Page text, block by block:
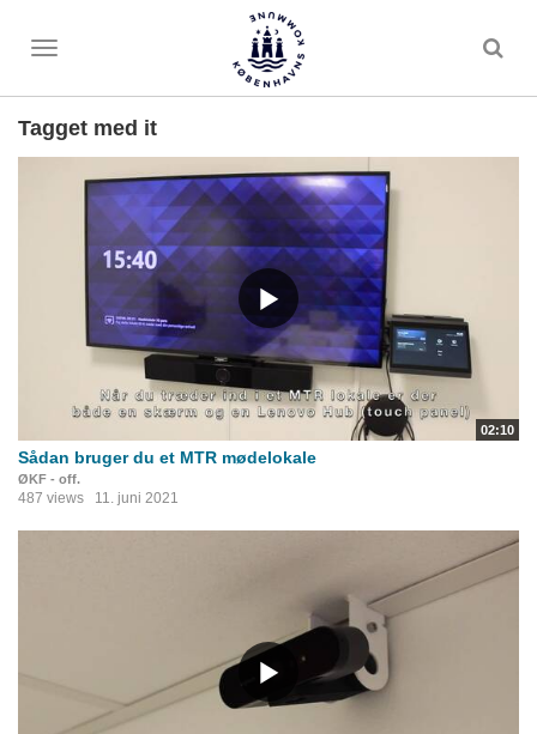
Toggle
Tagget med it
02:10
Sådan bruger du et MTR mødelokale
ØKF - off.
487 views 11. juni 2021